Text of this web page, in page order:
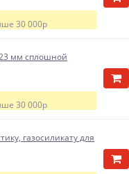
30 000р
мм сплошной
30 000р
газосиликату для